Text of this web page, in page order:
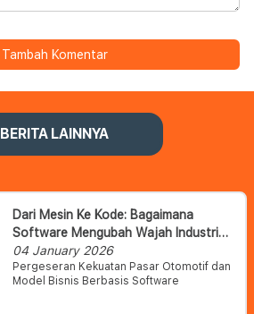
Tambah Komentar
BERITA LAINNYA
Dari Mesin Ke Kode: Bagaimana
Software Mengubah Wajah Industri
Otomotif Dan Daya Saing Pasar
04 January 2026
Pergeseran Kekuatan Pasar Otomotif dan
Model Bisnis Berbasis Software